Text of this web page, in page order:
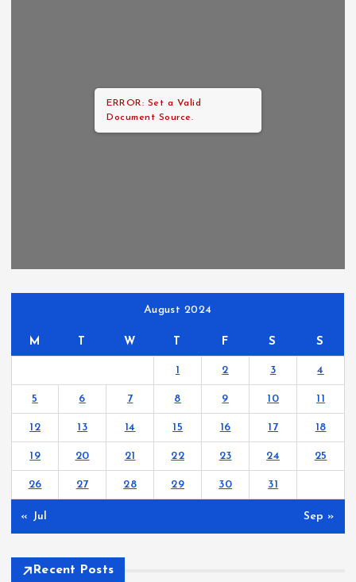
ERROR: Set a Valid
Document Source.
August 2024
M W F S S
1 2 3 4
5 6 7 8 9 10 11
12 13 14 15 16 17 18
19 20 21 22 23 24 25
26 27 28 29 30 31
« Jul Sep »
Recent Posts